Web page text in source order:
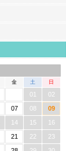
金 土 日
01
02
07 08
09
14 15
16
21 22
23